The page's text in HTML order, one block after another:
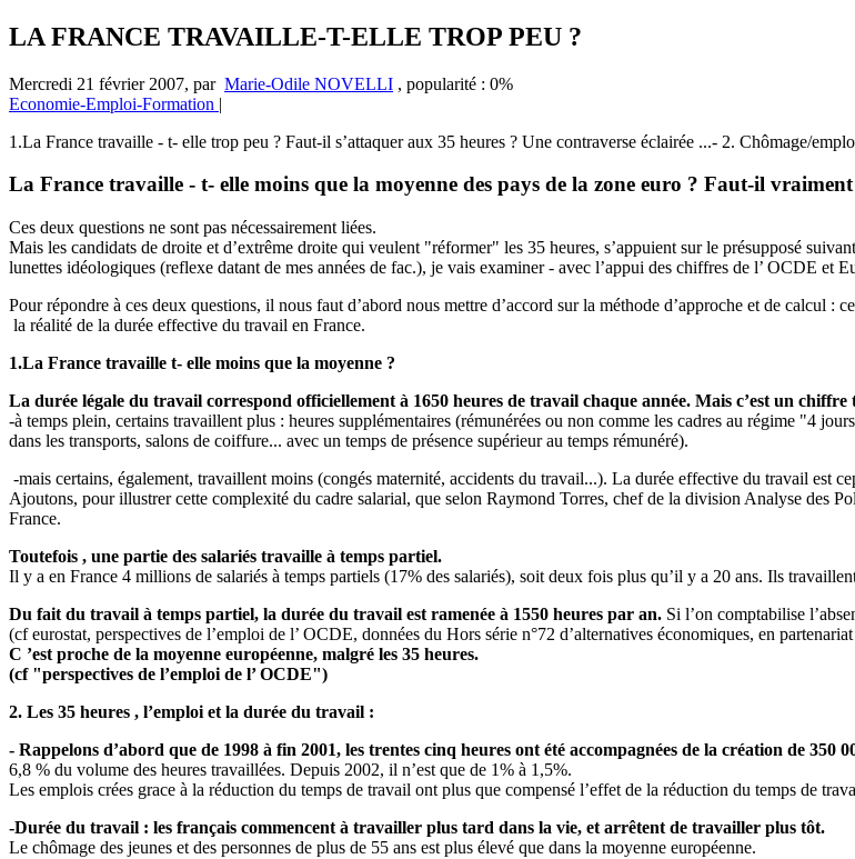
LA FRANCE TRAVAILLE-T-ELLE TROP PEU ?
Mercredi 21 février 2007, par Marie-Odile NOVELLI , popularité : 0%
Economie-Emploi-Formation |
1.La France travaille - t- elle trop peu ? Faut-il s’attaquer aux 35 heures ? Une contraverse éclairée ...- 2. Chômage/
La France travaille - t- elle moins que la moyenne des pays de la zone euro ? Faut-il
Ces deux questions ne sont pas nécessairement liées.
Mais les candidats de droite et d’extrême droite qui veulent "réformer" les 35 heures, s’appuient sur le présupposé
lunettes idéologiques (reflexe datant de mes années de fac.), je vais examiner - avec l’appui des chiffres de l’ OCDE et
Pour répondre à ces deux questions, il nous faut d’abord nous mettre d’accord sur la méthode d’approche et de calcul :
la réalité de la durée effective du travail en France.
1.La France travaille t- elle moins que la moyenne ?
La durée légale du travail correspond officiellement à 1650 heures de travail chaque année. Mais c’est un chiffre
-à temps plein, certains travaillent plus : heures supplémentaires (rémunérées ou non comme les cadres au régime "4
dans les transports, salons de coiffure... avec un temps de présence supérieur au temps rémunéré).
-mais certains, également, travaillent moins (congés maternité, accidents du travail...). La durée effective du travail est
Ajoutons, pour illustrer cette complexité du cadre salarial, que selon Raymond Torres, chef de la division Analyse des
France.
Toutefois , une partie des salariés travaille à temps partiel.
Il y a en France 4 millions de salariés à temps partiels (17% des salariés), soit deux fois plus qu’il y a 20 ans. Ils
Du fait du travail à temps partiel, la durée du travail est ramenée à 1550 heures par an. Si l’on comptabilise
(cf eurostat, perspectives de l’emploi de l’ OCDE, données du Hors série n°72 d’alternatives économiques, en
C ’est proche de la moyenne européenne, malgré les 35 heures.
(cf "perspectives de l’emploi de l’ OCDE")
2. Les 35 heures , l’emploi et la durée du travail :
- Rappelons d’abord que de 1998 à fin 2001, les trentes cinq heures ont été accompagnées de la création de 350
6,8 % du volume des heures travaillées. Depuis 2002, il n’est que de 1% à 1,5%.
Les emplois crées grace à la réduction du temps de travail ont plus que compensé l’effet de la réduction du temps de
-Durée du travail : les français commencent à travailler plus tard dans la vie, et arrêtent de travailler plus tôt.
Le chômage des jeunes et des personnes de plus de 55 ans est plus élevé que dans la moyenne européenne.